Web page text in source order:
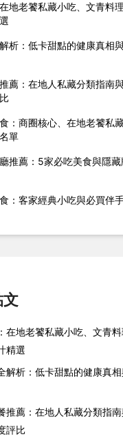
地老饕私藏小吃、文青料
析：低卡甜點的健康真相
薦：在地人私藏分類指南
：商圈核心、在地老饕私
單
推薦：5家必吃美食與隱藏
：客家經典小吃與必買伴
文
在地老饕私藏小吃、文青
精選
解析：低卡甜點的健康真
推薦：在地人私藏分類指
評比